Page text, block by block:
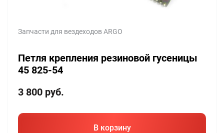
Запчасти для вездеходов ARGO
Петля крепления резиновой гусеницы
45 825-54
3 800 руб.
В корзину